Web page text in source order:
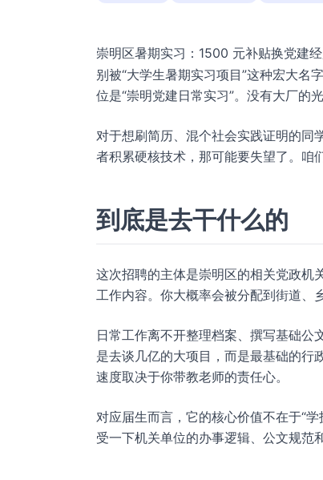
崇明区暑期实习：1500 元补贴换党建
别被“大学生暑期实习项目”这种宏大
位是“崇明党建日常实习”。没有大厂的
对于想刷简历、混个社会实践证明的
者积累硬核技术，那可能要失望了。咱
到底是去干什么的
这次招聘的主体是崇明区的相关党政机
工作内容。你大概率会被分配到街道、
日常工作离不开整理档案、撰写基础公
是去谈几亿的大项目，而是最基础的行
速度取决于你带教老师的责任心。
对应届生而言，它的核心价值不在于“
受一下机关单位的办事逻辑、公文规范